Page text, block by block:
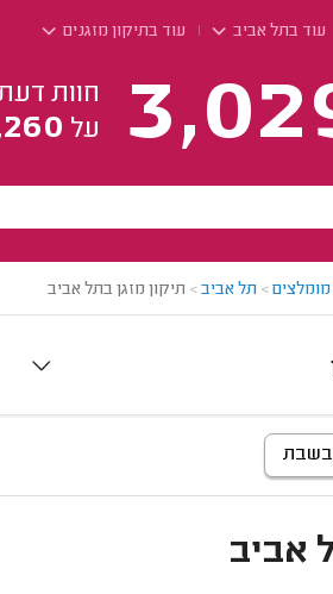
עוד בתל אביב עוד בתיקון מזגנים
חוות
על
מומלצים> תל אביב> תיקון מזגן בתל אביב
בשבת
אביב